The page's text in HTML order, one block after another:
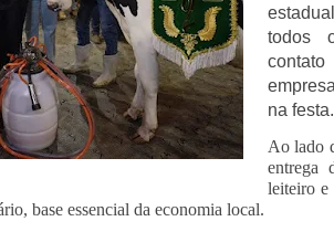
todos
na festa.
Ao lado
entrega
leiteiro e
base essencial da economia local.